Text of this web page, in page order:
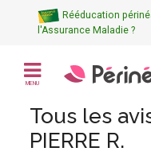
Rééducation
l'Assurance Maladie ?
MENU
Tous les
PIERRE R.